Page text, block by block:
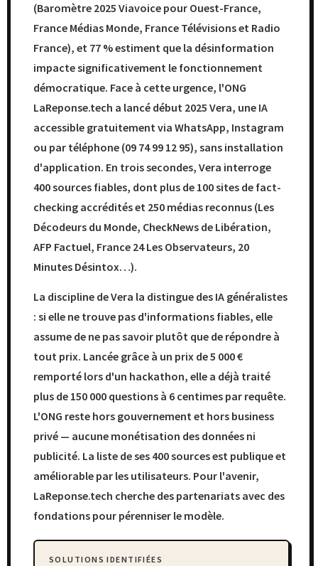
(Baromètre 2025 Viavoice pour Ouest-France,
France Médias Monde, France Télévisions et Radio
France), et 77 % estiment que la désinformation
impacte significativement le fonctionnement
démocratique. Face à cette urgence, l'ONG
LaReponse.tech a lancé début 2025 Vera, une IA
accessible gratuitement via WhatsApp, Instagram
ou par téléphone (09 74 99 12 95), sans installation
d'application. En trois secondes, Vera interroge
400 sources fiables, dont plus de 100 sites de fact-
checking accrédités et 250 médias reconnus (Les
Décodeurs du Monde, CheckNews de Libération,
AFP Factuel, France 24 Les Observateurs, 20
Minutes Désintox…).
La discipline de Vera la distingue des IA généralistes
: si elle ne trouve pas d'informations fiables, elle
assume de ne pas savoir plutôt que de répondre à
tout prix. Lancée grâce à un prix de 5 000 €
remporté lors d'un hackathon, elle a déjà traité
plus de 150 000 questions à 6 centimes par requête.
L'ONG reste hors gouvernement et hors business
privé — aucune monétisation des données ni
publicité. La liste de ses 400 sources est publique et
améliorable par les utilisateurs. Pour l'avenir,
LaReponse.tech cherche des partenariats avec des
fondations pour pérenniser le modèle.
SOLUTIONS IDENTIFIÉES